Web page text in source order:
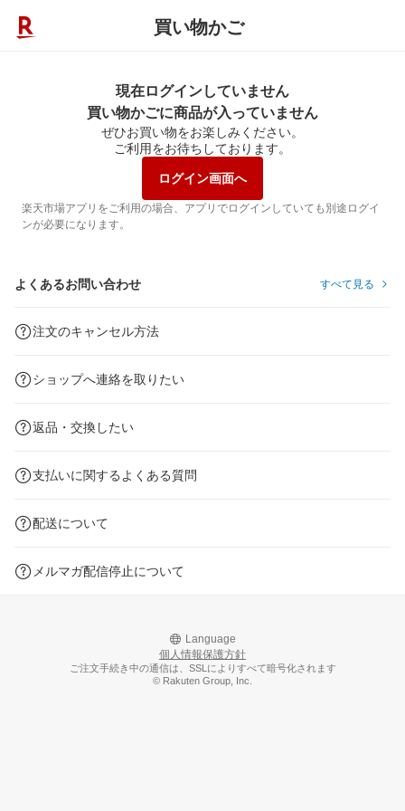
買い物かご
現在ログインしていません
買い物かごに商品が入っていません
ぜひお買い物をお楽しみください。
ご利用をお待ちしております。
ログイン画面へ
楽天市場アプリをご利用の場合、アプリでログインしていても別途ログイ
ンが必要になります。
よくあるお問い合わせ すべて見る
注文のキャンセル方法
ショップへ連絡を取りたい
返品・交換したい
支払いに関するよくある質問
配送について
メルマガ配信停止について
Language
個人情報保護方針
ご注文手続き中の通信は、SSLによりすべて暗号化されます
© Rakuten Group, Inc.